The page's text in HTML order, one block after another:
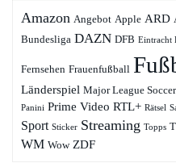
Amazon Angebot Apple ARD
Bundesliga DAZN DFB Eintracht
Fernsehen Frauenfußball
Länderspiel Major League Soccer
Panini Prime Video RTL+ Rätsel
Sport Sticker Streaming Topps
WM Wow ZDF